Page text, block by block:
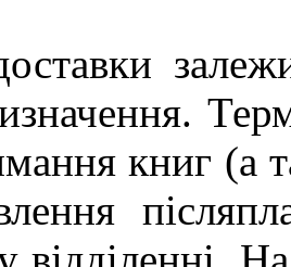
книг (а